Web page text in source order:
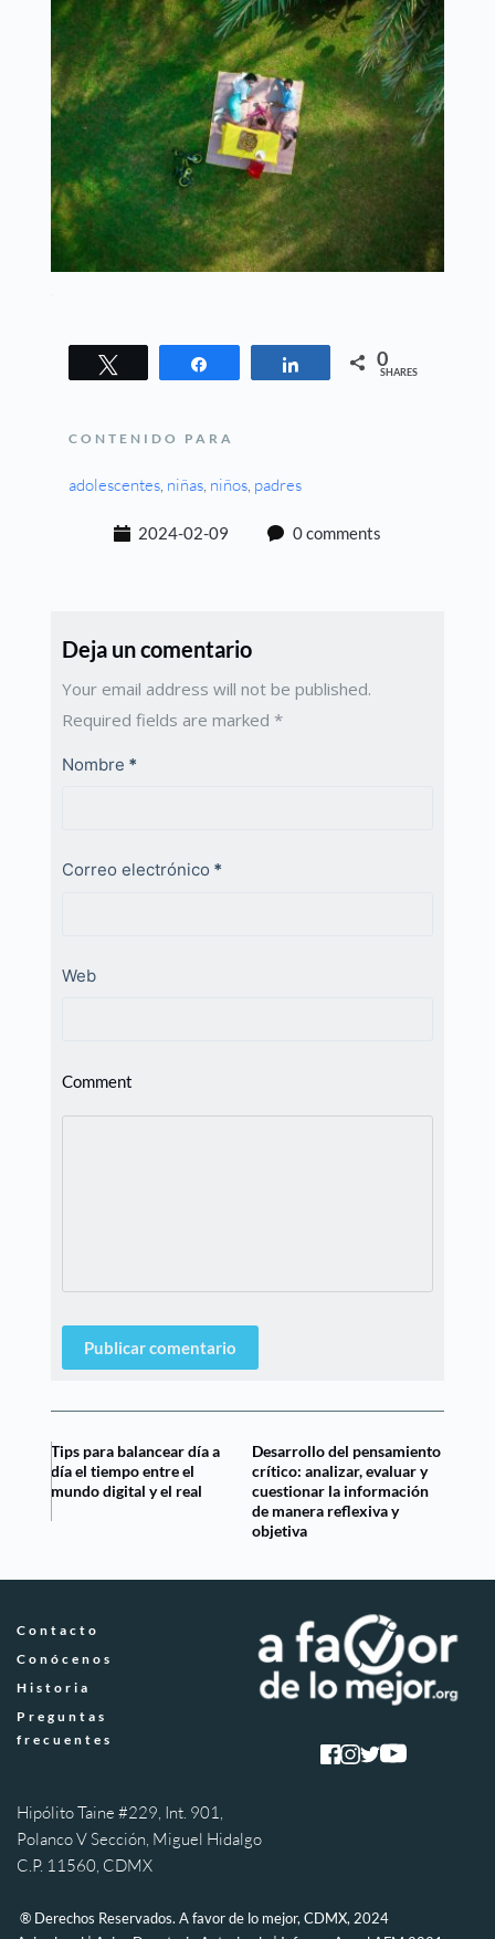
Share 0
SHARES
CONTENIDO PARA
adolescentes niñas niños padres
2024-02-09 0 comments
Deja un comentario
Your email address will not be published.
Required fields are marked*
Nombre *
Correo electrónico *
Web
Comment
Publicar comentario
Tips para balancear día a
día el tiempo entre el
mundo digital y el real
Desarrollo del pensamiento
crítico: analizar, evaluar y
cuestionar la información
de manera reflexiva y
objetiva
Contacto
Conócenos
Historia
Preguntas
frecuentes
Hipólito Taine #229, Int. 901,
Polanco V Sección, Miguel Hidalgo
C.P. 11560, CDMX
® Derechos Reservados. A favor de lo mejor, CDMX, 2024